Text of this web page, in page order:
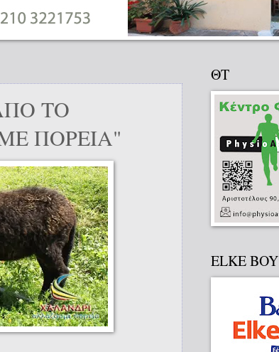
ΤΟ
ΠΟΡΕΙΑ"
ΘΤ
ELKE BOY